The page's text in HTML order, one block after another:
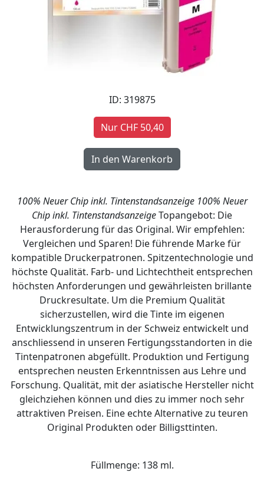
ID: 319875
Nur CHF 50,40
100% Neuer Chip inkl. Tintenstandsanzeige 100% Neuer
Chip inkl. TintenstandsanzeigeTopangebot: Die
Herausforderung für das Original. Wir empfehlen:
Vergleichen und Sparen! Die führende Marke für
kompatible Druckerpatronen. Spitzentechnologie und
höchste Qualität. Farb- und Lichtechtheit entsprechen
höchsten Anforderungen und gewährleisten brillante
Druckresultate. Um die Premium Qualität
sicherzustellen, wird die Tinte im eigenen
Entwicklungszentrum in der Schweiz entwickelt und
anschliessend in unseren Fertigungsstandorten in die
Tintenpatronen abgefüllt. Produktion und Fertigung
entsprechen neusten Erkenntnissen aus Lehre und
Forschung. Qualität, mit der asiatische Hersteller nicht
gleichziehen können und dies zu immer noch sehr
attraktiven Preisen. Eine echte Alternative zu teuren
Original Produkten oder Billigsttinten.
Füllmenge: 138 ml.